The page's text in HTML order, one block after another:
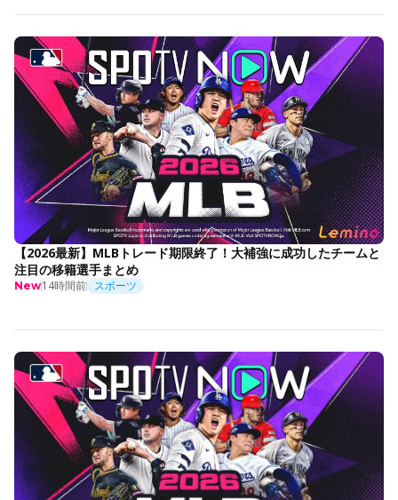
【2026最新】MLBトレード期限終了！大補強に成功したチームと
注目の移籍選手まとめ
New14時間前 スポーツ